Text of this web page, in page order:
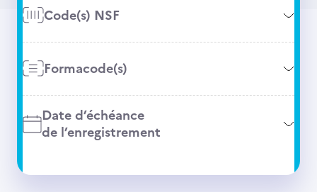
Code(s) NSF
Formacode(s)
Date d’échéance
de l’enregistrement